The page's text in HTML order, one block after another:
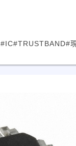
#IC#TRUSTBAND#